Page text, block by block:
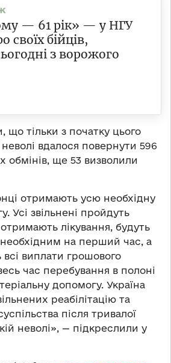
— 61 рік» — у НГУ
своїх бійців,
з ворожого
що тільки з початку цього
неволі вдалося повернути 596
обмінів, ще 53 визволили
отримають усю необхідну
Усі звільнені пройдуть
лікування, будуть
необхідним на перший час, а
виплати грошового
час перебування в полоні
допомогу. Україна
реабілітацію та
після тривалої
неволі», — підкреслили у